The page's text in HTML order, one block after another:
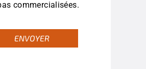
commercialisées.